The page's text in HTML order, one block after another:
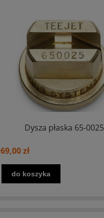
Dysza płaska 65-0025
69,00 zł
do koszyka